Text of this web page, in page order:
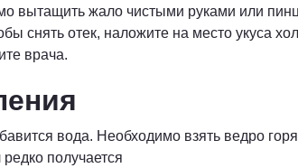
вытащить жало чистыми руками или
снять отек, наложите на место укуса
врача.
вода. Необходимо взять ведро
получается